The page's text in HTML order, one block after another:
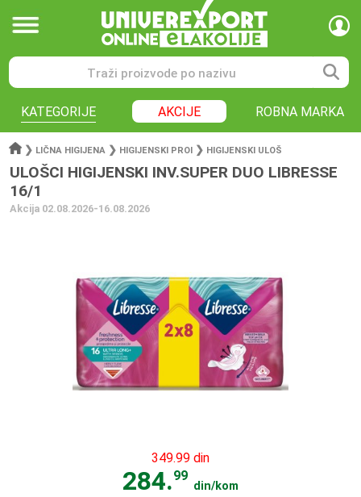
KATEGORIJE AKCIJE ROBNA MARKA
❯ LIČNA HIGIJENA ❯ HIGIJENSKI PROI ❯ HIGIJENSKI ULOŠ
ULOŠCI HIGIJENSKI INV.SUPER DUO LIBRESSE
16/1
Akcija 02.08.2026-16.08.2026
349.99 din
284.99
din/kom